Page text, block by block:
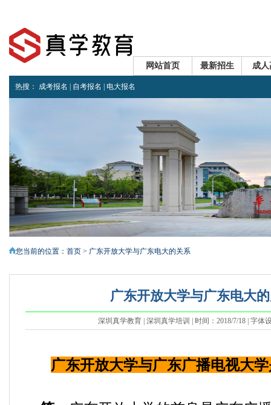
网站首页 最新招生 成人
热搜： 成考报名 自考报名 电大报名
<
您当前的位置： 首页 > 广东开放大学与广东电大的关系
广东开放大学与广东电大
深圳真学教育 | 深圳真学培训 | 时间：2018/7/18 | 字体
广东开放大学与广东广播电视大